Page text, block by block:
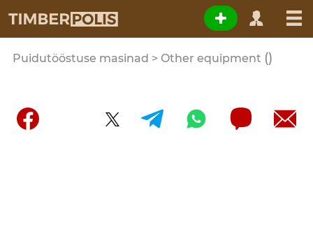
Puidutööstuse masinad > Other equipment ()